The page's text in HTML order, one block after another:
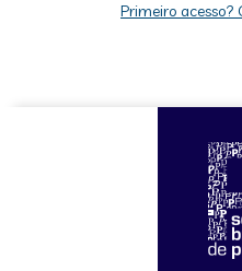
Primeiro acesso?